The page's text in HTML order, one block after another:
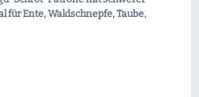
für Ente, Waldschnepfe, Taube,